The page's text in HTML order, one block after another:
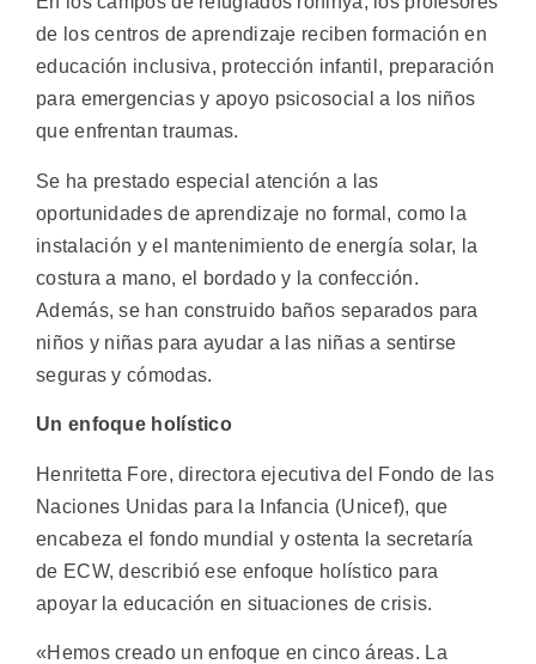
de los centros de aprendizaje reciben formación en
educación inclusiva, protección infantil, preparación
para emergencias y apoyo psicosocial a los niños
que enfrentan traumas.
Se ha prestado especial atención a las
oportunidades de aprendizaje no formal, como la
instalación y el mantenimiento de energía solar, la
costura a mano, el bordado y la confección.
Además, se han construido baños separados para
niños y niñas para ayudar a las niñas a sentirse
seguras y cómodas.
Un enfoque holístico
Henritetta Fore, directora ejecutiva del Fondo de las
Naciones Unidas para la Infancia (Unicef), que
encabeza el fondo mundial y ostenta la secretaría
de ECW, describió ese enfoque holístico para
apoyar la educación en situaciones de crisis.
«Hemos creado un enfoque en cinco áreas. La